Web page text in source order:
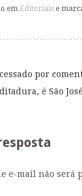
em Editoriaise
por
é São
e-mail não será